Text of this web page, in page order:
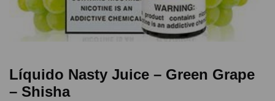
Líquido Nasty Juice – Green Grape
– Shisha